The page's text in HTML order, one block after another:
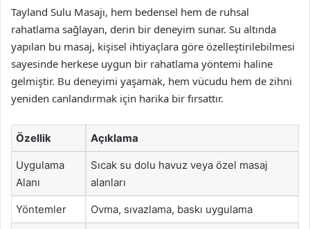
Tayland Sulu Masajı, hem bedensel hem de ruhsal
rahatlama sağlayan, derin bir deneyim sunar. Su altında
yapılan bu masaj, kişisel ihtiyaçlara göre özelleştirilebilmesi
sayesinde herkese uygun bir rahatlama yöntemi haline
gelmiştir. Bu deneyimi yaşamak, hem vücudu hem de zihni
yeniden canlandırmak için harika bir fırsattır.
Özellik Açıklama
Uygulama
Alanı
Sıcak su dolu havuz veya özel masaj
alanları
Yöntemler Ovma, sıvazlama, baskı uygulama